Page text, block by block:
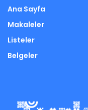
Ana Sayfa
Makaleler
Listeler
Belgeler